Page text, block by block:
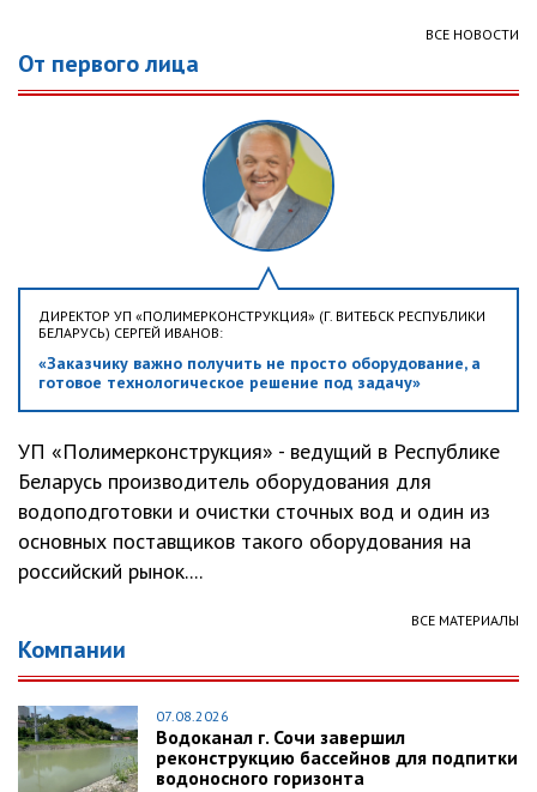
ВСЕ НОВОСТИ
От первого лица
ДИРЕКТОР УП «ПОЛИМЕРКОНСТРУКЦИЯ» (Г. ВИТЕБСК РЕСПУБЛИКИ
БЕЛАРУСЬ) СЕРГЕЙ ИВАНОВ:
«Заказчику важно получить не просто оборудование, а
готовое технологическое решение под задачу»
УП «Полимерконструкция» - ведущий в Республике
Беларусь производитель оборудования для
водоподготовки и очистки сточных вод и один из
основных поставщиков такого оборудования на
российский рынок....
ВСЕ МАТЕРИАЛЫ
Компании
07.08.2026
Водоканал г. Сочи завершил
реконструкцию бассейнов для подпитки
водоносного горизонта